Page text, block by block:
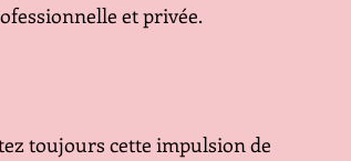
et privée.
toujours cette impulsion de